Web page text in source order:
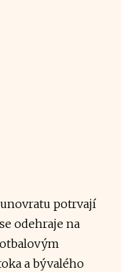
potrvají
odehraje na
a bývalého